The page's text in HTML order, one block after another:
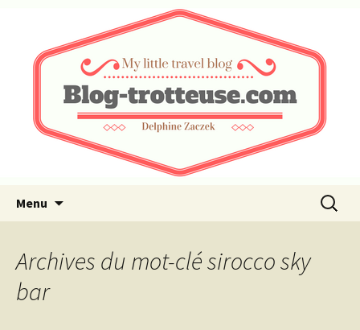
Blog-trotteuse.com
My little travel blog …
Menu
Archives du mot-clé sirocco sky
bar